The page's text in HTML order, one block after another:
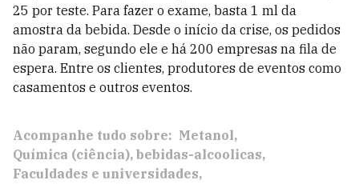
25 por teste. Para fazer o exame, basta 1 ml da
amostra da bebida. Desde o início da crise, os pedidos
não param, segundo ele e há 200 empresas na fila de
espera. Entre os clientes, produtores de eventos como
casamentos e outros eventos.
Acompanhe tudo sobre: Metanol
Química (ciência) bebidas-alcoolicas
Faculdades e universidades